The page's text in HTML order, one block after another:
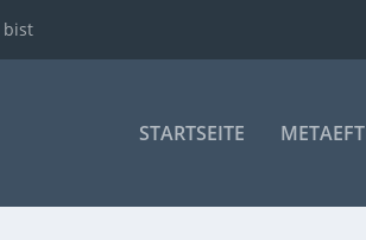
bist
STARTSEITE METAEFT